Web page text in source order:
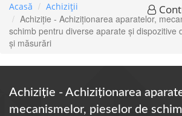
Acasă Achiziții
Achiziție - Achiziționarea aparatelor,
schimb pentru diverse aparate și dispozitive
și măsurări
Achiziție - Achiziționarea
mecanismelor, pieselor de